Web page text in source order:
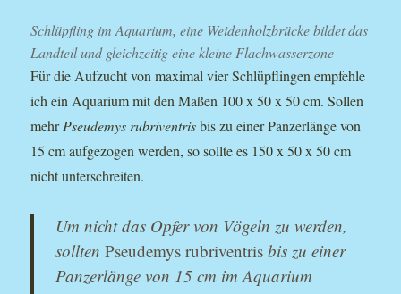
Schlüpfling im Aquarium, eine Weidenholzbrücke bildet das
Landteil und gleichzeitig eine kleine Flachwasserzone
Für die Aufzucht von maximal vier Schlüpflingen empfehle
ich ein Aquarium mit den Maßen 100 x 50 x 50 cm. Sollen
mehrPseudemys rubriventrisbis zu einer Panzerlänge von
15 cm aufgezogen werden, so sollte es 150 x 50 x 50 cm
nicht unterschreiten.
Um nicht das Opfer von Vögeln zu werden,
sollten Pseudemys rubriventris bis zu einer
Panzerlänge von 15 cm im Aquarium